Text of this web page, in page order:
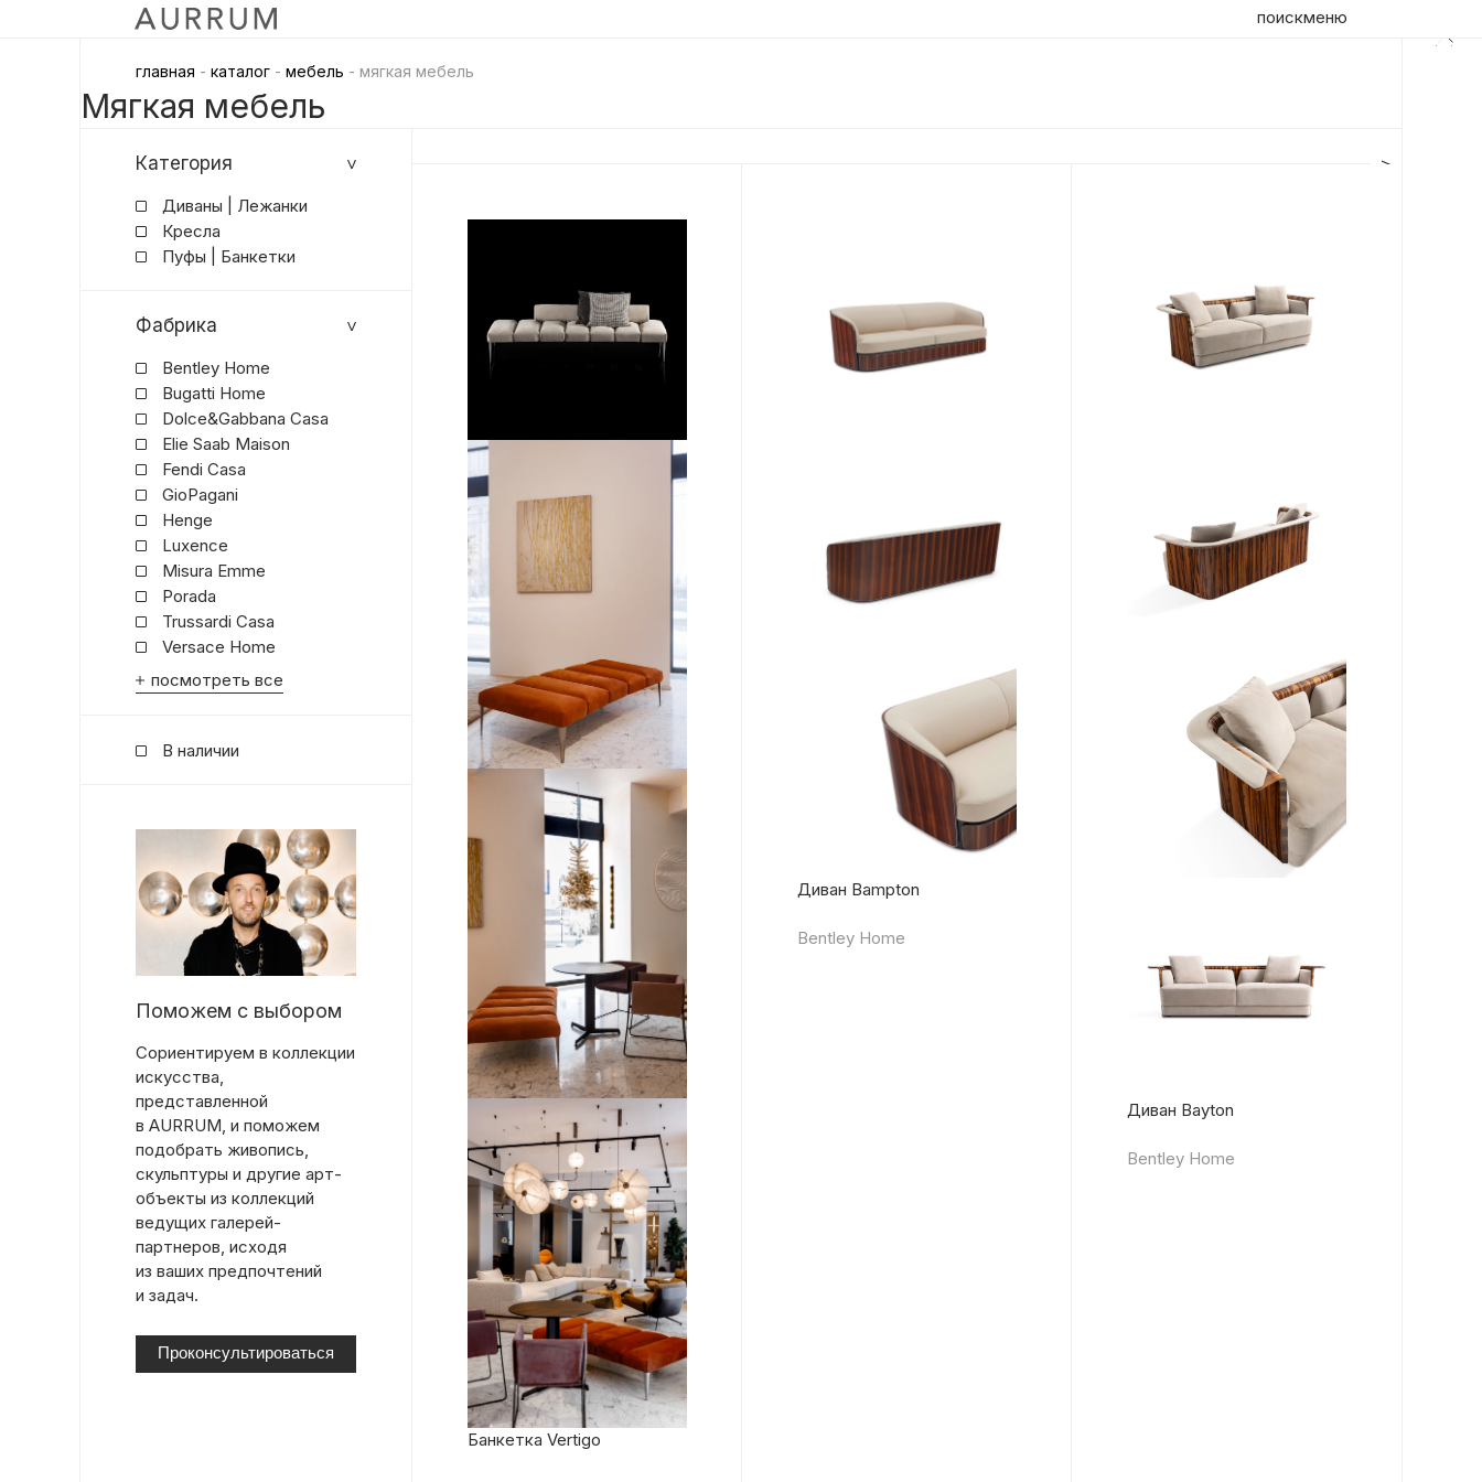
поискменю
главная - каталог - мебель - мягкая мебель
Мягкая мебель
Категория
Диваны | Лежанки
Кресла
Пуфы | Банкетки
Фабрика
Bentley Home
Bugatti Home
Dolce&Gabbana Casa
Elie Saab Maison
Fendi Casa
GioPagani
Henge
Luxence
Misura Emme
Porada
Trussardi Casa
Versace Home
посмотреть все
В наличии
Поможем с выбором
Сориентируем в коллекции
искусства,
представленной
в AURRUM, и поможем
подобрать живопись,
скульптуры и другие арт-
объекты из коллекций
ведущих галерей-
партнеров, исходя
из ваших предпочтений
и задач.
Проконсультироваться
Банкетка Vertigo
Диван Bampton
Bentley Home
Диван Bayton
Bentley Home